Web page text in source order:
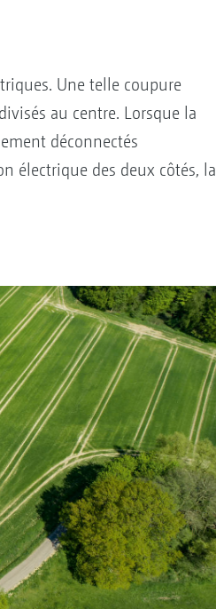
Une telle coupure
au centre. Lorsque la
déconnectés
électrique des deux côtés, la